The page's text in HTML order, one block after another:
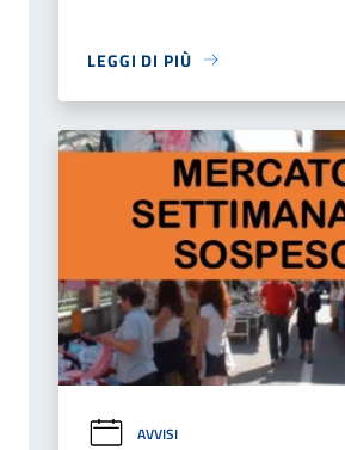
LEGGI DI PIÙ
AVVISI